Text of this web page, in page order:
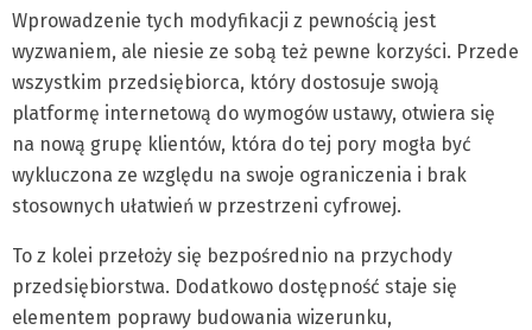
Wprowadzenie tych modyfikacji z pewnością jest
wyzwaniem, ale niesie ze sobą też pewne korzyści. Przede
wszystkim przedsiębiorca, który dostosuje swoją
platformę internetową do wymogów ustawy, otwiera się
na nową grupę klientów, która do tej pory mogła być
wykluczona ze względu na swoje ograniczenia i brak
stosownych ułatwień w przestrzeni cyfrowej.
To z kolei przełoży się bezpośrednio na przychody
przedsiębiorstwa. Dodatkowo dostępność staje się
elementem poprawy budowania wizerunku,